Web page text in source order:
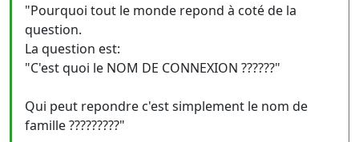
"Pourquoi tout le monde repond à coté de la
question.
La question est:
"C'est quoi le NOM DE CONNEXION ??????"
Qui peut repondre c'est simplement le nom de
famille ?????????"